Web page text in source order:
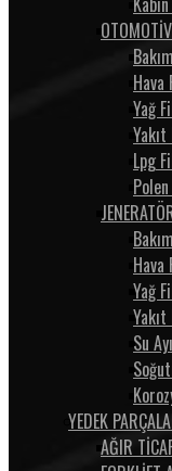
Yağ
Lpg
Yağ
Su
YEDEK
AĞIR